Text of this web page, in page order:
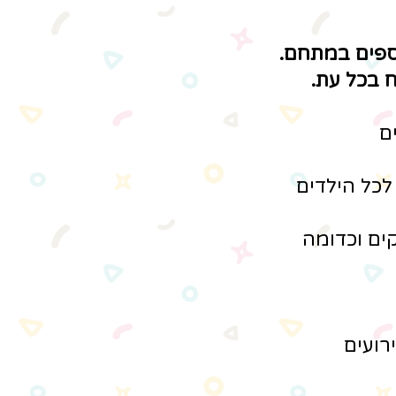
במתחם.
בכל עת.
לכל הילדים
וכדומה